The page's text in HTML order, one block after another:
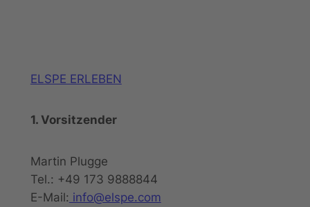
ELSPE ERLEBEN
1. Vorsitzender
Martin Plugge
Tel.: +49 173 9888844
E-Mail: info@elspe.com